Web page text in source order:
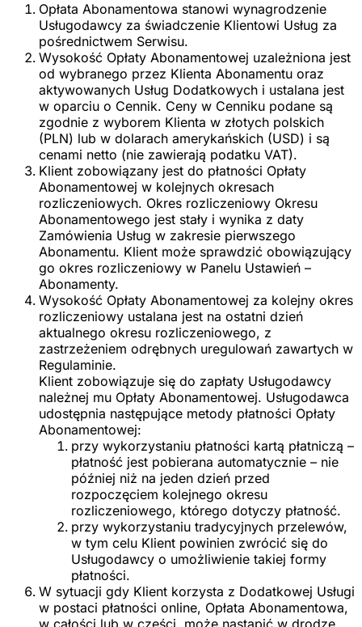
Opłata Abonamentowa stanowi wynagrodzenie
Usługodawcy za świadczenie Klientowi Usług za
pośrednictwem Serwisu.
Wysokość Opłaty Abonamentowej uzależniona jest
od wybranego przez Klienta Abonamentu oraz
aktywowanych Usług Dodatkowych i ustalana jest
w oparciu o Cennik. Ceny w Cenniku podane są
zgodnie z wyborem Klienta w złotych polskich
(PLN) lub w dolarach amerykańskich (USD) i są
cenami netto (nie zawierają podatku VAT).
Klient zobowiązany jest do płatności Opłaty
Abonamentowej w kolejnych okresach
rozliczeniowych. Okres rozliczeniowy Okresu
Abonamentowego jest stały i wynika z daty
Zamówienia Usług w zakresie pierwszego
Abonamentu. Klient może sprawdzić obowiązujący
go okres rozliczeniowy w Panelu Ustawień –
Abonamenty.
Wysokość Opłaty Abonamentowej za kolejny okres
rozliczeniowy ustalana jest na ostatni dzień
aktualnego okresu rozliczeniowego, z
zastrzeżeniem odrębnych uregulowań zawartych w
Regulaminie.
Klient zobowiązuje się do zapłaty Usługodawcy
należnej mu Opłaty Abonamentowej. Usługodawca
udostępnia następujące metody płatności Opłaty
Abonamentowej:
przy wykorzystaniu płatności kartą płatniczą –
płatność jest pobierana automatycznie – nie
później niż na jeden dzień przed
rozpoczęciem kolejnego okresu
rozliczeniowego, którego dotyczy płatność.
przy wykorzystaniu tradycyjnych przelewów,
w tym celu Klient powinien zwrócić się do
Usługodawcy o umożliwienie takiej formy
płatności.
W sytuacji gdy Klient korzysta z Dodatkowej Usługi
w postaci płatności online, Opłata Abonamentowa,
w całości lub w części, może nastąpić w drodze